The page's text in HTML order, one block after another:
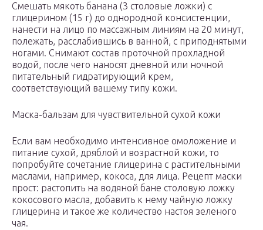
Смешать мякоть банана (3 столовые ложки) с
глицерином (15 г) до однородной консистенции,
нанести на лицо по массажным линиям на 20 минут,
полежать, расслабившись в ванной, с приподнятыми
ногами. Снимают состав проточной прохладной
водой, после чего наносят дневной или ночной
питательный гидратирующий крем,
соответствующий вашему типу кожи.
Маска-бальзам для чувствительной сухой кожи
Если вам необходимо интенсивное омоложение и
питание сухой, дряблой и возрастной кожи, то
попробуйте сочетание глицерина с растительными
маслами, например, кокоса, для лица. Рецепт маски
прост: растопить на водяной бане столовую ложку
кокосового масла, добавить к нему чайную ложку
глицерина и такое же количество настоя зеленого
чая.